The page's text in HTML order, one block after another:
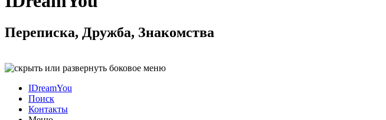
Переписка, Дружба, Знакомства
IDreamYou
Поиск
Контакты